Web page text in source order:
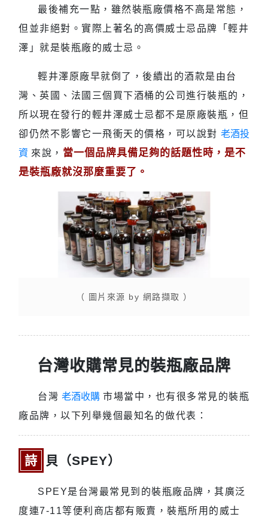
最後補充一點，雖然裝瓶廠價格不高是常態，
但並非絕對。實際上著名的高價威士忌品牌「輕井
澤」就是裝瓶廠的威士忌。
輕井澤原廠早就倒了，後續出的酒款是由台
灣、英國、法國三個買下酒桶的公司進行裝瓶的，
所以現在發行的輕井澤威士忌都不是原廠裝瓶，但
卻仍然不影響它一飛衝天的價格，可以說對 老酒投
資 來說， 當一個品牌具備足夠的話題性時，是不
是裝瓶廠就沒那麼重要了。
（ 圖片來源 by 網路擷取 ）
台灣收購常見的裝瓶廠品牌
台灣 老酒收購 市場當中，也有很多常見的裝瓶
廠品牌，以下列舉幾個最知名的做代表：
詩貝（SPEY）
SPEY是台灣最常見到的裝瓶廠品牌，其廣泛
度連7-11等便利商店都有販賣，裝瓶所用的威士